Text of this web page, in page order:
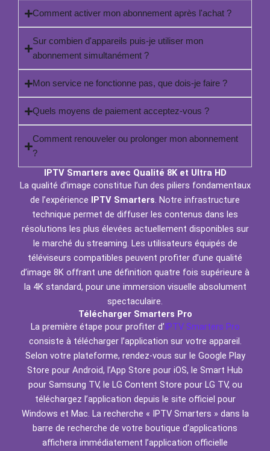
Comment activer mon abonnement après l'achat ?
Sur combien d'appareils puis-je utiliser mon
abonnement simultanément ?
Mon service ne fonctionne pas, que dois-je faire ?
Quels moyens de paiement acceptez-vous ?
Comment renouveler ou prolonger mon abonnement
?
IPTV Smarters avec Qualité 8K et Ultra HD
La qualité d’image constitue l’un des piliers fondamentaux
de l’expérience IPTV Smarters. Notre infrastructure
technique permet de diffuser les contenus dans les
résolutions les plus élevées actuellement disponibles sur
le marché du streaming. Les utilisateurs équipés de
téléviseurs compatibles peuvent profiter d’une qualité
d’image 8K offrant une définition quatre fois supérieure à
la 4K standard, pour une immersion visuelle absolument
spectaculaire.
Télécharger Smarters Pro
La première étape pour profiter d’IPTV Smarters Pro
consiste à télécharger l’application sur votre appareil.
Selon votre plateforme, rendez-vous sur le Google Play
Store pour Android, l’App Store pour iOS, le Smart Hub
pour Samsung TV, le LG Content Store pour LG TV, ou
téléchargez l’application depuis le site officiel pour
Windows et Mac. La recherche « IPTV Smarters » dans la
barre de recherche de votre boutique d’applications
affichera immédiatement l’application officielle